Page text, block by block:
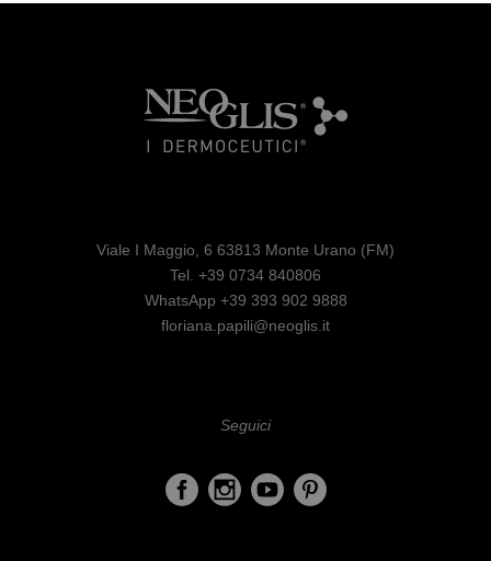
Viale I Maggio, 6 63813 Monte Urano (FM)
Tel. +39 0734 840806
WhatsApp +39 393 902 9888
floriana.papili@neoglis.it
Seguici